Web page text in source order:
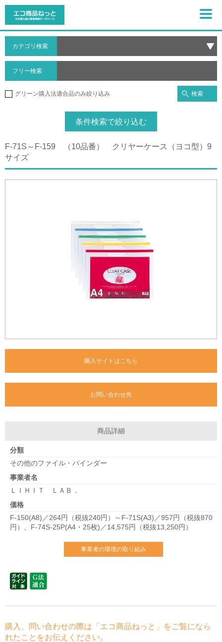
カテゴリ検索
フリー検索
グリーン購入法適合品のみ絞り込み 検索
条件検索で絞り込む
F-71S～F-159 （10品番） クリヤーケース（ヨコ型）9
サイズ
購入サイトはこちら
お問い合わせ先
商品詳細
分類
その他のファイル・バインダー
事業者名
ＬＩＨＩＴ ＬＡＢ．
価格
F-150(A8)／264円（税抜240円）～F-71S(A3)／957円（税抜870
円）、F-74S-25P(A4・25枚)／14,575円（税抜13,250円）
事業者の環境の取り組み
購入、問い合わせの際は「エコ商品ねっと」をご覧になら
れたことをお伝えください。